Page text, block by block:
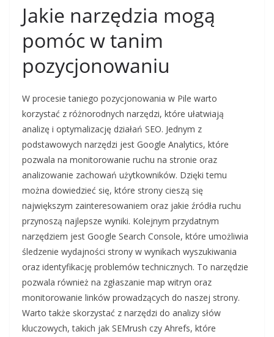
Jakie narzędzia mogą
pomóc w tanim
pozycjonowaniu
W procesie taniego pozycjonowania w Pile warto
korzystać z różnorodnych narzędzi, które ułatwiają
analizę i optymalizację działań SEO. Jednym z
podstawowych narzędzi jest Google Analytics, które
pozwala na monitorowanie ruchu na stronie oraz
analizowanie zachowań użytkowników. Dzięki temu
można dowiedzieć się, które strony cieszą się
największym zainteresowaniem oraz jakie źródła ruchu
przynoszą najlepsze wyniki. Kolejnym przydatnym
narzędziem jest Google Search Console, które umożliwia
śledzenie wydajności strony w wynikach wyszukiwania
oraz identyfikację problemów technicznych. To narzędzie
pozwala również na zgłaszanie map witryn oraz
monitorowanie linków prowadzących do naszej strony.
Warto także skorzystać z narzędzi do analizy słów
kluczowych, takich jak SEMrush czy Ahrefs, które